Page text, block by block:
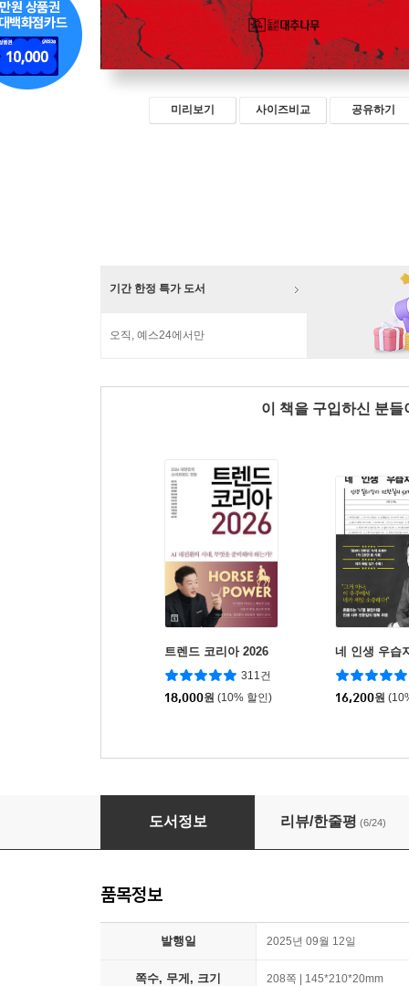
미리보기 사이즈비교 공유하기
기간 한정 특가 도서
오직, 예스24에서만
이 책을 구입하신 분
트렌드 코리아 2026
311건
18,000원 (10% 할인)
네 인생 우습
16,200원
체제전쟁 마스터플랜
도서정보 리뷰/한줄평 (6/24)
품목정보
발행일 2025년 09월 12일
쪽수, 무게, 크기 208쪽 | 145*210*20mm